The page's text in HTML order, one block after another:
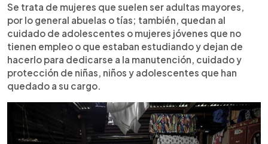
Se trata de mujeres que suelen ser adultas mayores,
por lo general abuelas o tías; también, quedan al
cuidado de adolescentes o mujeres jóvenes que no
tienen empleo o que estaban estudiando y dejan de
hacerlo para dedicarse a la manutención, cuidado y
protección de niñas, niños y adolescentes que han
quedado a su cargo.